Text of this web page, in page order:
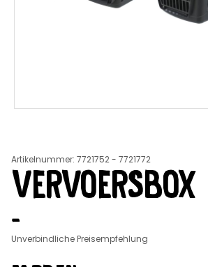
Artikelnummer: 7721752 - 7721772
VERVOERSBOX
-
Unverbindliche Preisempfehlung